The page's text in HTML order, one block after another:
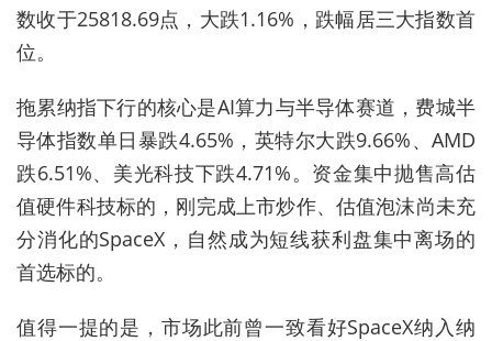
数收于25818.69点，大跌1.16%，跌幅居三大指数首
位。
拖累纳指下行的核心是AI算力与半导体赛道，费城半
导体指数单日暴跌4.65%，英特尔大跌9.66%、AMD
跌6.51%、美光科技下跌4.71%。资金集中抛售高估
值硬件科技标的，刚完成上市炒作、估值泡沫尚未充
分消化的SpaceX，自然成为短线获利盘集中离场的
首选标的。
值得一提的是，市场此前曾一致看好SpaceX纳入纳